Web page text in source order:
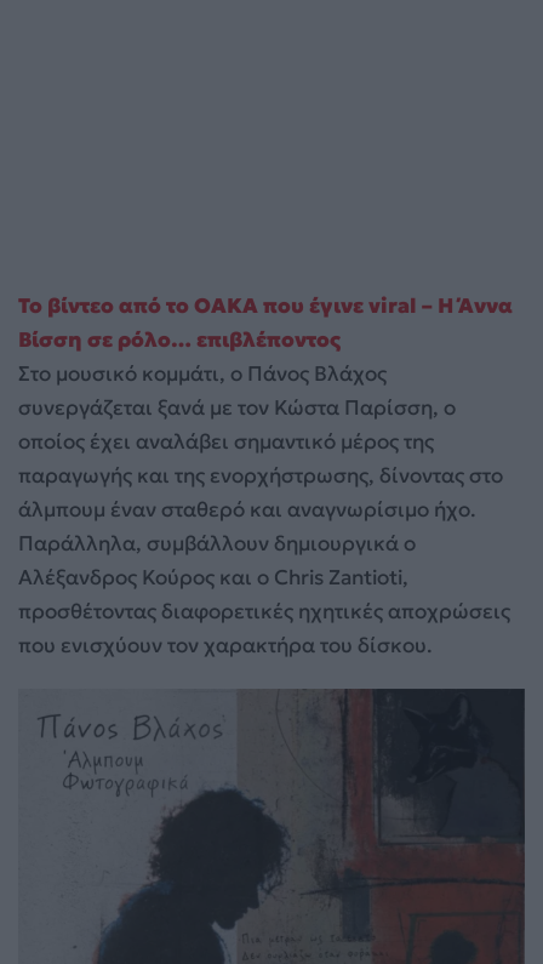
Το βίντεο από το ΟΑΚΑ που έγινε viral – Η Άννα
Βίσση σε ρόλο… επιβλέποντος
Στο μουσικό κομμάτι, ο Πάνος Βλάχος
συνεργάζεται ξανά με τον Κώστα Παρίσση, ο
οποίος έχει αναλάβει σημαντικό μέρος της
παραγωγής και της ενορχήστρωσης, δίνοντας στο
άλμπουμ έναν σταθερό και αναγνωρίσιμο ήχο.
Παράλληλα, συμβάλλουν δημιουργικά ο
Αλέξανδρος Κούρος και ο Chris Zantioti,
προσθέτοντας διαφορετικές ηχητικές αποχρώσεις
που ενισχύουν τον χαρακτήρα του δίσκου.